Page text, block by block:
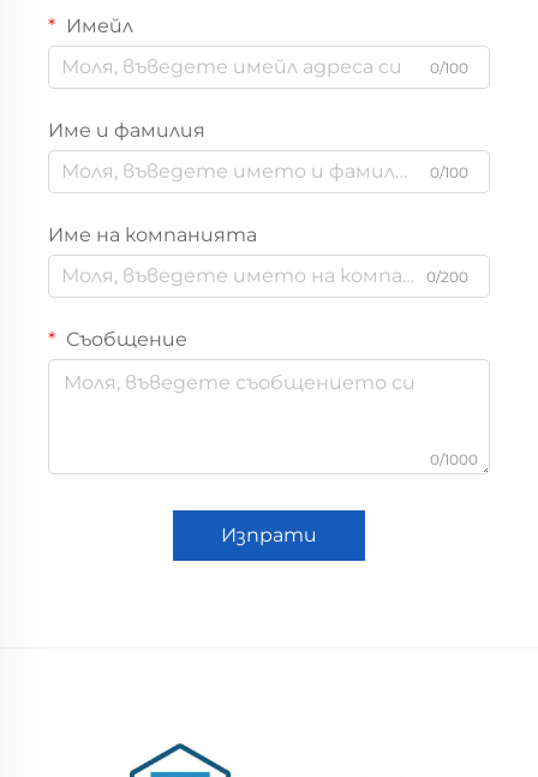
Имейл
0/100
Име и фамилия
0/100
Име на компанията
0/200
Съобщение
0/1000
Изпрати